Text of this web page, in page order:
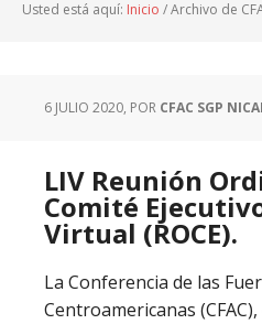
Usted está aquí: Inicio /Archivo de
6 JULIO 2020, POR CFAC SGP
LIV Reunión
Comité
Virtual (ROCE).
La Conferencia de las
Centroamericanas